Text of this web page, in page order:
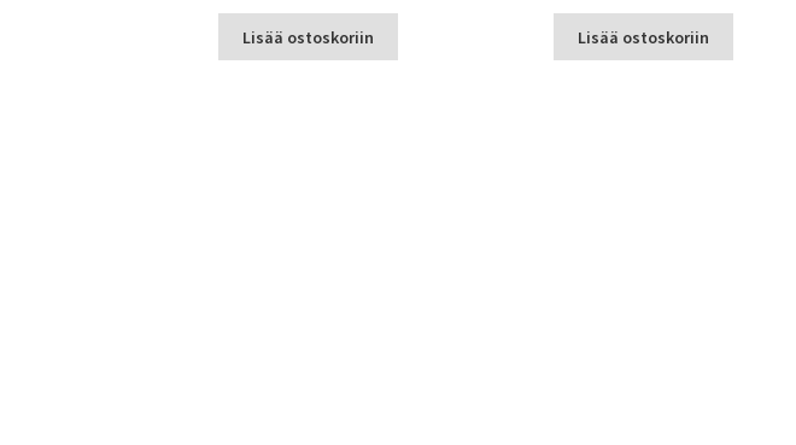
Lisää ostoskoriin Lisää ostoskoriin